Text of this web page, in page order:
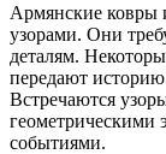
Армянские ковры
узорами. Они
деталям.
передают историю
Встречаются
геометрическими
событиями.